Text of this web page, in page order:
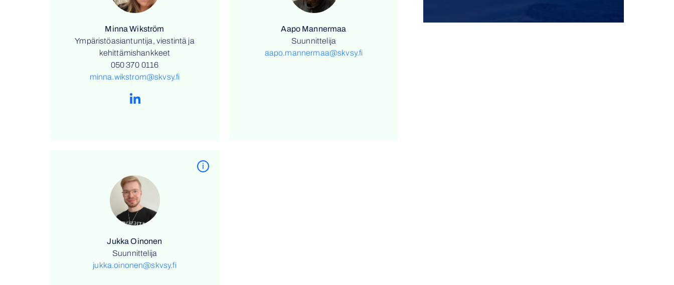
Minna Wikström
Ympäristöasiantuntija, viestintä ja
kehittämishankkeet
050 370 0116
minna.wikstrom@skvsy.fi
Aapo Mannermaa
Suunnittelija
aapo.mannermaa@skvsy.fi
i
Jukka Oinonen
Suunnittelija
jukka.oinonen@skvsy.fi